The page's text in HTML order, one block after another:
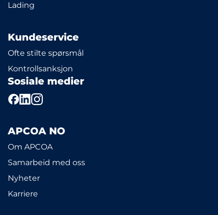
Lading
Kundeservice
Ofte stilte spørsmål
Kontrollsanksjon
Sosiale medier
APCOA NO
Om APCOA
Samarbeid med oss
Nyheter
Karriere